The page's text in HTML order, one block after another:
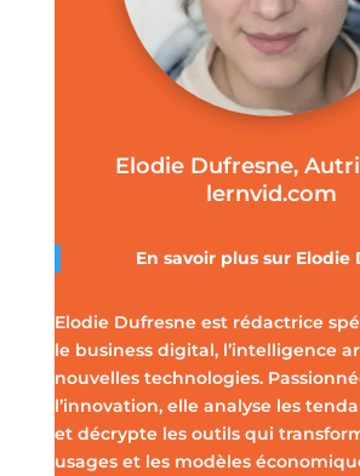
Elodie Dufresne,
lernvid.com
En savoir plus sur Elodie
Elodie Dufresne est rédactrice
le business digital, l’intelligence
nouvelles technologies.
l’innovation, elle analyse les
et décrypte les outils qui
usages et les modèles